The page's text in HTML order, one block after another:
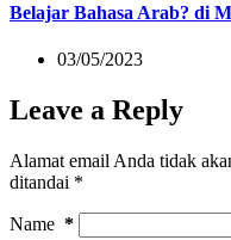
Belajar Bahasa Arab? di
03/05/2023
Leave a Reply
Alamat email Anda tidak
ditandai *
Name *